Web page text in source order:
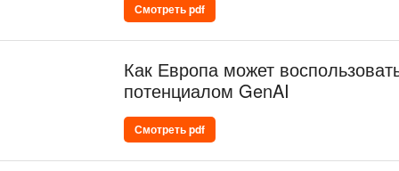
Смотреть pdf
Как Европа может
потенциалом GenAI
Смотреть pdf